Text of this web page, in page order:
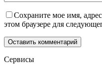
Сохраните мое имя,
этом браузере для
Сервисы